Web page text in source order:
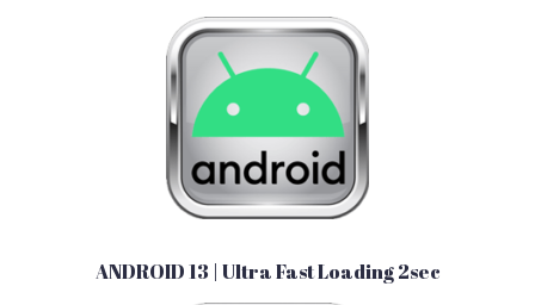
ANDROID 13 | Ultra Fast Loading 2sec